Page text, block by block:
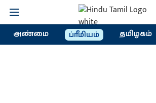
அண்மை ப்ரீமியம் தமிழகம்